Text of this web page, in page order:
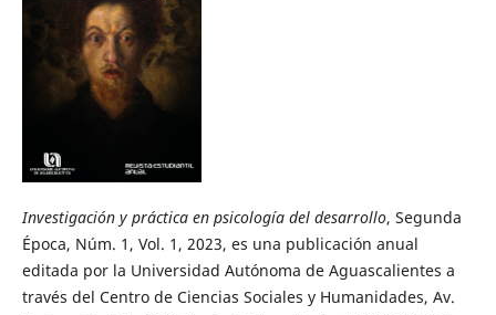
Investigación y práctica en psicología del desarrollo, Segunda
Época, Núm. 1, Vol. 1, 2023, es una publicación anual
editada por la Universidad Autónoma de Aguascalientes a
través del Centro de Ciencias Sociales y Humanidades, Av.